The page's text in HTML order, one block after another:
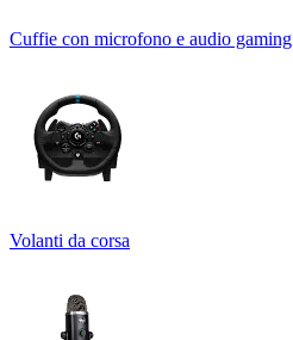
Cuffie con microfono e audio gaming
Volanti da corsa